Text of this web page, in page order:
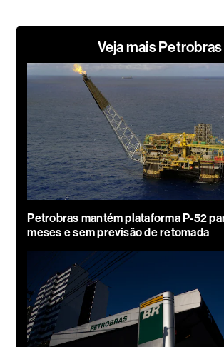
Veja mais Petrobras
Petrobras mantém plataforma P-52
meses e sem previsão de retomada